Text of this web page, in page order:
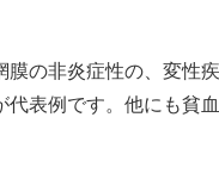
膜の非炎症性の、変性
代表例です。他にも貧